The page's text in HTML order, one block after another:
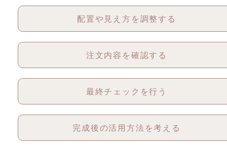
配置や見え方を調整する
注文内容を確認する
最終チェックを行う
完成後の活用方法を考える